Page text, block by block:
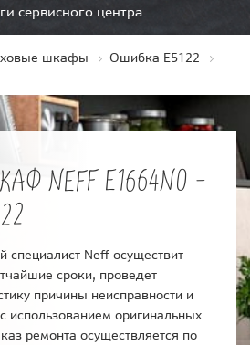
сервисного центра
шкафы
Ошибка E5122
NEFF E1664N0 -
специалист Neff осуществит
сроки, проведет
причины неисправности и
использованием оригинальных
ремонта осуществляется по